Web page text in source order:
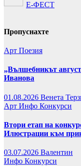
Е-ФЕСТ
Пропуснахте
Арт Поезия
„Вълшебникът
Иванова
01.08.2026 Венета
Арт Инфо Конкурси
Втори етап на
Илюстрации към
03.07.2026 Валентин
Инфо Конкурси